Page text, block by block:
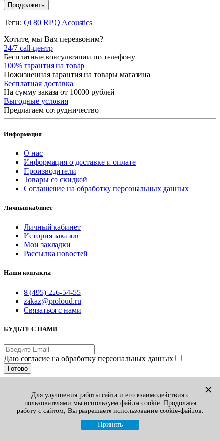
Продолжить
Теги: Qi 80 RP Q Acoustics
Хотите, мы Вам перезвоним?
24/7 call-центр
Бесплатные консультации по телефону
100% гарантия на товар
Пожизненная гарантия на товары магазина
Бесплатная доставка
На сумму заказа от 10000 рублей
Выгодные условия
Предлагаем сотрудничество
Информация
О нас
Информация о доставке и оплате
Производители
Товары со скидкой
Соглашение на обработку персональных данных
Личный кабинет
Личный кабинет
История заказов
Мои закладки
Рассылка новостей
Наши контакты
8 (495) 226-54-55
zakaz@proloud.ru
Связаться с нами
БУДЬТЕ С НАМИ
Даю согласие на обработку персональных данных
Готово
Принимаем к оплате:
Вы смотрели 1
Избранные товары 0
✕
Для улучшения работы сайта и его взаимодействия с
пользователями мы используем файлы cookie. Продолжая
работу с сайтом, Вы разрешаете использование cookie-файлов.
Принять